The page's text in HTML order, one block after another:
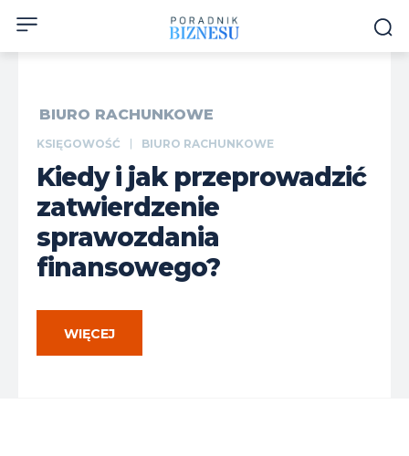
BIURO RACHUNKOWE
KSIĘGOWOŚĆ BIURO RACHUNKOWE
Kiedy i jak przeprowadzić
zatwierdzenie
sprawozdania
finansowego?
WIĘCEJ